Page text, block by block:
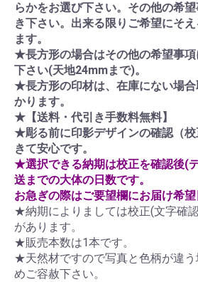
らかをお選び下さい。その他の希
き下さい。出来る限りご希望にそ
ます。
★長方形の場合はその他の希望事
下さい(天地24mmまで)。
★長方形の印材は、在庫にない場
かります。
★【送料・代引き手数料無料】
★彫る前に印影デザインの確認（
きて安心です。
★選択できる納期は校正を確認後(
送までの大体の日数です。
お急ぎの際はご要望欄にお届け希望
★納期によりましては校正(文字確
があります。
★販売本数は1本です。
★天然材ですので写真と色柄が違
めご容赦下さい。